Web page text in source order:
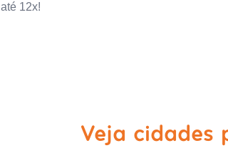
até 12x!
Veja cidades